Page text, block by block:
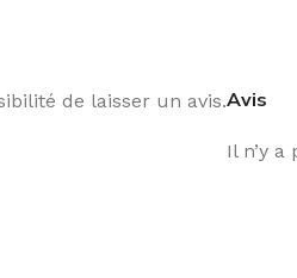
Avis
Il n’y a
de laisser un avis.